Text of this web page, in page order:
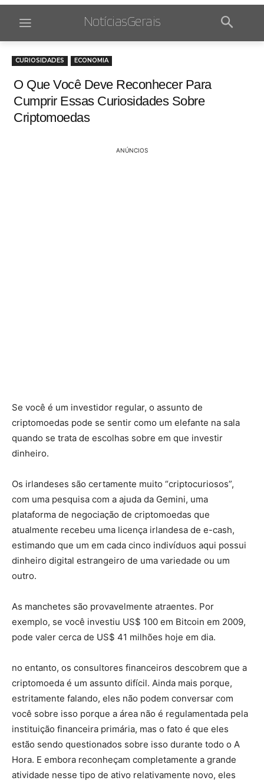
NotíciasGerais
CURIOSIDADES ECONOMIA
O Que Você Deve Reconhecer Para
Cumprir Essas Curiosidades Sobre
Criptomoedas
ANÚNCIOS
Se você é um investidor regular, o assunto de
criptomoedas pode se sentir como um elefante na sala
quando se trata de escolhas sobre em que investir
dinheiro.
Os irlandeses são certamente muito “criptocuriosos”,
com uma pesquisa com a ajuda da Gemini, uma
plataforma de negociação de criptomoedas que
atualmente recebeu uma licença irlandesa de e-cash,
estimando que um em cada cinco indivíduos aqui possui
dinheiro digital estrangeiro de uma variedade ou um
outro.
As manchetes são provavelmente atraentes. Por
exemplo, se você investiu US$ 100 em Bitcoin em 2009,
pode valer cerca de US$ 41 milhões hoje em dia.
no entanto, os consultores financeiros descobrem que a
criptomoeda é um assunto difícil. Ainda mais porque,
estritamente falando, eles não podem conversar com
você sobre isso porque a área não é regulamentada pela
instituição financeira primária, mas o fato é que eles
estão sendo questionados sobre isso durante todo o A
Hora. E embora reconheçam completamente a grande
atividade nesse tipo de ativo relativamente novo, eles